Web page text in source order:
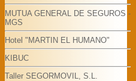
MUTUA GENERAL DE SEGUROS -
MGS
Hotel "MARTIN EL HUMANO"
KIBUC
Taller SEGORMOVIL, S.L.